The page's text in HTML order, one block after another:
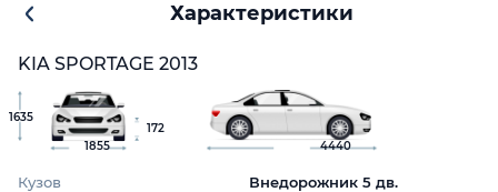
Характеристики
KIA SPORTAGE 2013
1855
1635
172
4440
Кузов
Внедорожник 5 дв.